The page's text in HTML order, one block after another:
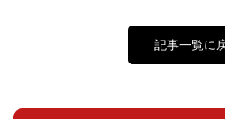
記事一覧に